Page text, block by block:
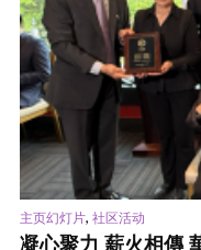
主页幻灯片, 社区活动
凝心聚力 薪火相傳